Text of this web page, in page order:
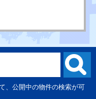
、公開中の物件の検索が可